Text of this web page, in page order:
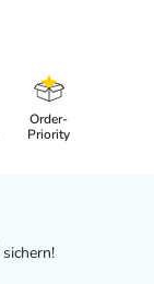
Order-
Priority
sichern!